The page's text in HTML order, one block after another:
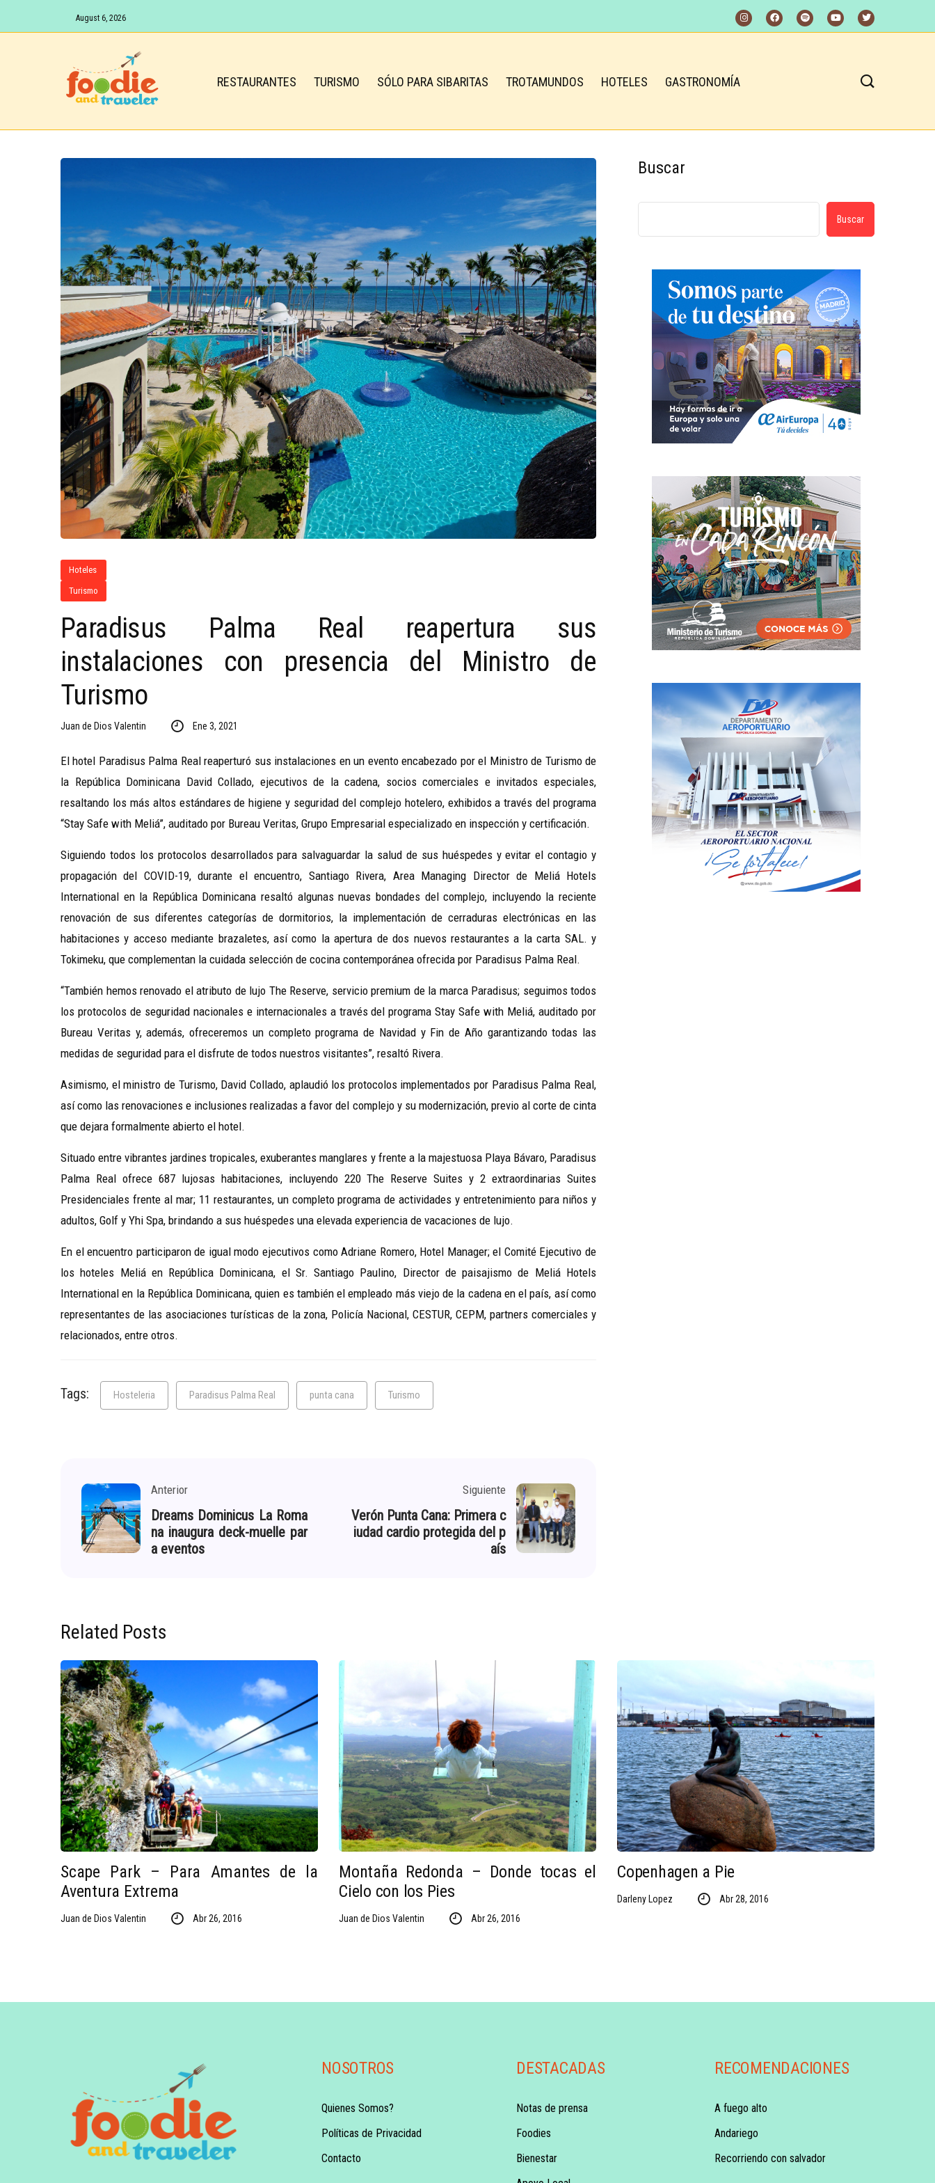
August 6, 2026
RESTAURANTES TURISMO SÓLO PARA SIBARITAS TROTAMUNDOS HOTELES GASTRONOMÍA
Hoteles
Turismo
Paradisus Palma Real reapertura sus
instalaciones con presencia del Ministro de
Turismo
Juan de Dios Valentin Ene 3, 2021
El hotel Paradisus Palma Real reaperturó sus instalaciones en un evento encabezado por el Ministro de Turismo de
la República Dominicana David Collado, ejecutivos de la cadena, socios comerciales e invitados especiales,
resaltando los más altos estándares de higiene y seguridad del complejo hotelero, exhibidos a través del programa
“Stay Safe with Meliá”, auditado por Bureau Veritas, Grupo Empresarial especializado en inspección y certificación.
Siguiendo todos los protocolos desarrollados para salvaguardar la salud de sus huéspedes y evitar el contagio y
propagación del COVID-19, durante el encuentro, Santiago Rivera, Area Managing Director de Meliá Hotels
International en la República Dominicana resaltó algunas nuevas bondades del complejo, incluyendo la reciente
renovación de sus diferentes categorías de dormitorios, la implementación de cerraduras electrónicas en las
habitaciones y acceso mediante brazaletes, así como la apertura de dos nuevos restaurantes a la carta SAL. y
Tokimeku, que complementan la cuidada selección de cocina contemporánea ofrecida por Paradisus Palma Real.
“También hemos renovado el atributo de lujo The Reserve, servicio premium de la marca Paradisus; seguimos todos
los protocolos de seguridad nacionales e internacionales a través del programa Stay Safe with Meliá, auditado por
Bureau Veritas y, además, ofreceremos un completo programa de Navidad y Fin de Año garantizando todas las
medidas de seguridad para el disfrute de todos nuestros visitantes”, resaltó Rivera.
Asimismo, el ministro de Turismo, David Collado, aplaudió los protocolos implementados por Paradisus Palma Real,
así como las renovaciones e inclusiones realizadas a favor del complejo y su modernización, previo al corte de cinta
que dejara formalmente abierto el hotel.
Situado entre vibrantes jardines tropicales, exuberantes manglares y frente a la majestuosa Playa Bávaro, Paradisus
Palma Real ofrece 687 lujosas habitaciones, incluyendo 220 The Reserve Suites y 2 extraordinarias Suites
Presidenciales frente al mar; 11 restaurantes, un completo programa de actividades y entretenimiento para niños y
adultos, Golf y Yhi Spa, brindando a sus huéspedes una elevada experiencia de vacaciones de lujo.
En el encuentro participaron de igual modo ejecutivos como Adriane Romero, Hotel Manager; el Comité Ejecutivo de
los hoteles Meliá en República Dominicana, el Sr. Santiago Paulino, Director de paisajismo de Meliá Hotels
International en la República Dominicana, quien es también el empleado más viejo de la cadena en el país, así como
representantes de las asociaciones turísticas de la zona, Policía Nacional, CESTUR, CEPM, partners comerciales y
relacionados, entre otros.
Tags: Hosteleria Paradisus Palma Real punta cana Turismo
Anterior
Dreams Dominicus La Roma
na inaugura deck-muelle par
a eventos
Siguiente
Verón Punta Cana: Primera c
iudad cardio protegida del p
aís
Buscar
Buscar
Related Posts
Scape Park – Para Amantes de la
Aventura Extrema
Juan de Dios Valentin Abr 26, 2016
Montaña Redonda – Donde tocas el
Cielo con los Pies
Juan de Dios Valentin Abr 26, 2016
Copenhagen a Pie
Darleny Lopez Abr 28, 2016
NOSOTROS
Quienes Somos?
Políticas de Privacidad
Contacto
DESTACADAS
Notas de prensa
Foodies
Bienestar
RECOMENDACIONES
A fuego alto
Andariego
Recorriendo con salvador